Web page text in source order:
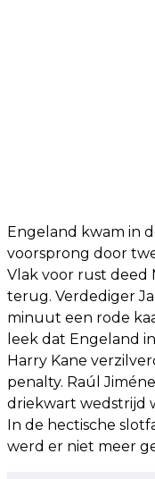
Engeland kwam in
voorsprong door
Vlak voor rust deed
terug. Verdediger
minuut een rode
leek dat Engeland
Harry Kane
penalty. Raúl
driekwart wedstrijd
In de hectische
werd er niet meer